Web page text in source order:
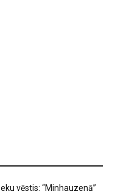
vēstis: “Minhauzenā”